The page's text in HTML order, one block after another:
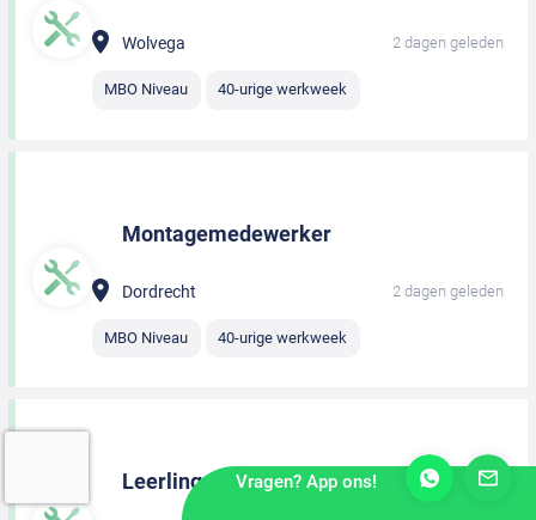
Wolvega 2 dagen geleden
MBO Niveau 40-urige werkweek
Montagemedewerker
Dordrecht 2 dagen geleden
MBO Niveau 40-urige werkweek
Leerling monteurVragen? App ons!